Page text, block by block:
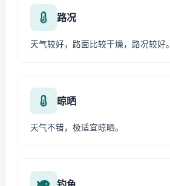
路况
天气较好，路面比较干燥，路况较好。
晾晒
天气不错，极适宜晾晒。